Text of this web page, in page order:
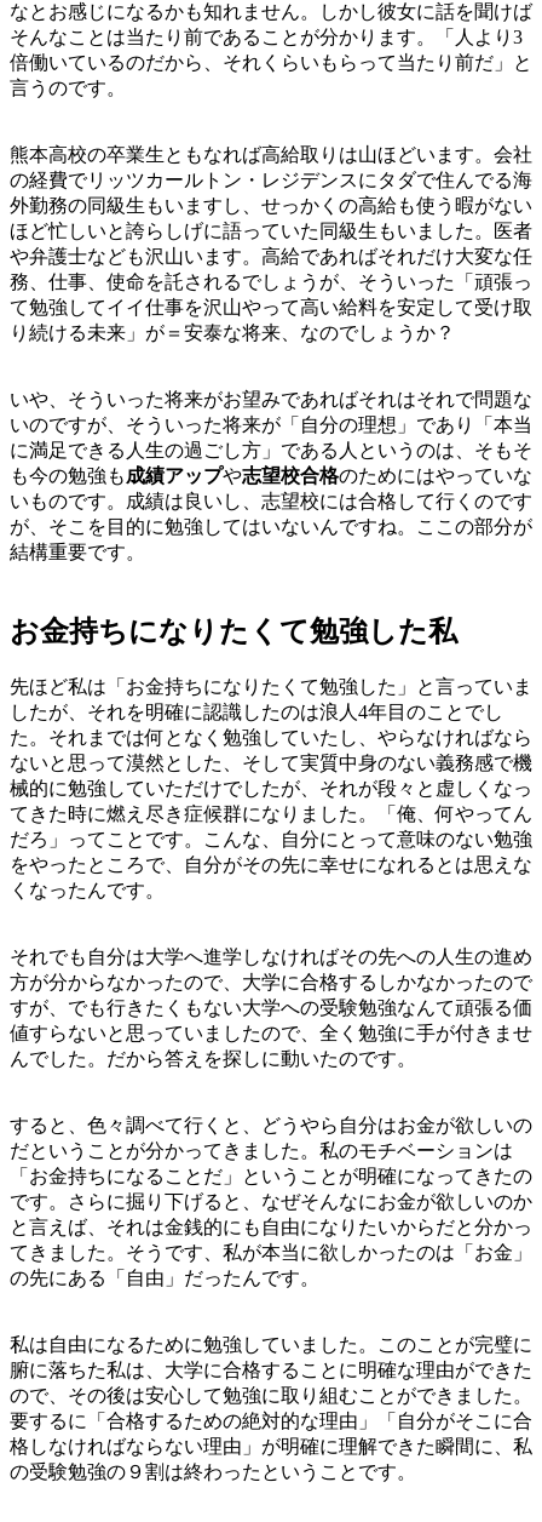
なとお感じになるかも知れません。しかし彼女に話を聞けば
そんなことは当たり前であることが分かります。「人より3
倍働いているのだから、それくらいもらって当たり前だ」と
言うのです。
熊本高校の卒業生ともなれば高給取りは山ほどいます。会社
の経費でリッツカールトン・レジデンスにタダで住んでる海
外勤務の同級生もいますし、せっかくの高給も使う暇がない
ほど忙しいと誇らしげに語っていた同級生もいました。医者
や弁護士なども沢山います。高給であればそれだけ大変な任
務、仕事、使命を託されるでしょうが、そういった「頑張っ
て勉強してイイ仕事を沢山やって高い給料を安定して受け取
り続ける未来」が＝安泰な将来、なのでしょうか？
いや、そういった将来がお望みであればそれはそれで問題な
いのですが、そういった将来が「自分の理想」であり「本当
に満足できる人生の過ごし方」である人というのは、そもそ
も今の勉強も成績アップや志望校合格のためにはやっていな
いものです。成績は良いし、志望校には合格して行くのです
が、そこを目的に勉強してはいないんですね。ここの部分が
結構重要です。
お金持ちになりたくて勉強した私
先ほど私は「お金持ちになりたくて勉強した」と言っていま
したが、それを明確に認識したのは浪人4年目のことでし
た。それまでは何となく勉強していたし、やらなければなら
ないと思って漠然とした、そして実質中身のない義務感で機
械的に勉強していただけでしたが、それが段々と虚しくなっ
てきた時に燃え尽き症候群になりました。「俺、何やってん
だろ」ってことです。こんな、自分にとって意味のない勉強
をやったところで、自分がその先に幸せになれるとは思えな
くなったんです。
それでも自分は大学へ進学しなければその先への人生の進め
方が分からなかったので、大学に合格するしかなかったので
すが、でも行きたくもない大学への受験勉強なんて頑張る価
値すらないと思っていましたので、全く勉強に手が付きませ
んでした。だから答えを探しに動いたのです。
すると、色々調べて行くと、どうやら自分はお金が欲しいの
だということが分かってきました。私のモチベーションは
「お金持ちになることだ」ということが明確になってきたの
です。さらに掘り下げると、なぜそんなにお金が欲しいのか
と言えば、それは金銭的にも自由になりたいからだと分かっ
てきました。そうです、私が本当に欲しかったのは「お金」
の先にある「自由」だったんです。
私は自由になるために勉強していました。このことが完璧に
腑に落ちた私は、大学に合格することに明確な理由ができた
ので、その後は安心して勉強に取り組むことができました。
要するに「合格するための絶対的な理由」「自分がそこに合
格しなければならない理由」が明確に理解できた瞬間に、私
の受験勉強の９割は終わったということです。